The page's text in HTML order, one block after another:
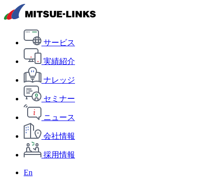
サービス
実績紹介
ナレッジ
セミナー
ニュース
会社情報
採用情報
En